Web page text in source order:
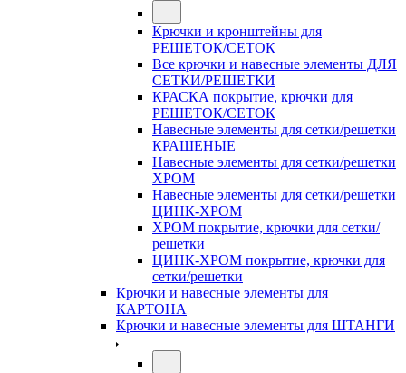
Крючки и кронштейны для
РЕШЕТОК/СЕТОК
Все крючки и навесные элементы ДЛЯ
СЕТКИ/РЕШЕТКИ
КРАСКА покрытие, крючки для
РЕШЕТОК/СЕТОК
Навесные элементы для сетки/решетки
КРАШЕНЫЕ
Навесные элементы для сетки/решетки
ХРОМ
Навесные элементы для сетки/решетки
ЦИНК-ХРОМ
ХРОМ покрытие, крючки для сетки/
решетки
ЦИНК-ХРОМ покрытие, крючки для
сетки/решетки
Крючки и навесные элементы для
КАРТОНА
Крючки и навесные элементы для ШТАНГИ